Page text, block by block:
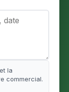
et la
commercial.